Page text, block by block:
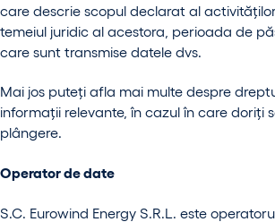
care descrie scopul declarat al
temeiul juridic al acestora, perioada de
care sunt transmise datele dvs.
Mai jos puteți afla mai multe despre
informații relevante, în cazul în care doriți
plângere.
Operator de date
S.C. Eurowind Energy S.R.L. este